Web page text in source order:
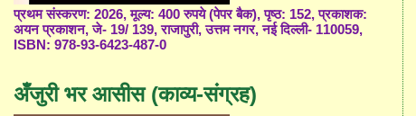
प्रथम संस्करण: 2026, मूल्य: 400 रुपये (पेपर बैक), पृष्ठ: 152, प्रकाशक:
अयन प्रकाशन, जे- 19/ 139, राजापुरी, उत्तम नगर, नई दिल्ली- 110059,
ISBN: 978-93-6423-487-0
अँजुरी भर आसीस (काव्य-संग्रह)